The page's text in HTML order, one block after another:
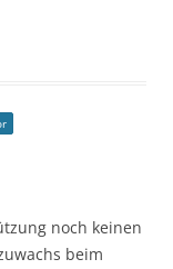
noch keinen
beim